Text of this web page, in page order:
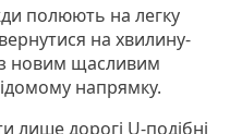
полюють на легку
на хвилину-
новим щасливим
напрямку.
лише дорогі U-подібні